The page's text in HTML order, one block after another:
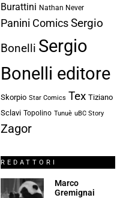
Burattini Nathan Never
Panini ComicsSergio
Bonelli Sergio
Bonelli editore
Skorpio Star Comics Tex Tiziano
Sclavi Topolino Tunuè uBC Story
Zagor
REDATTORI
Marco
Gremignai